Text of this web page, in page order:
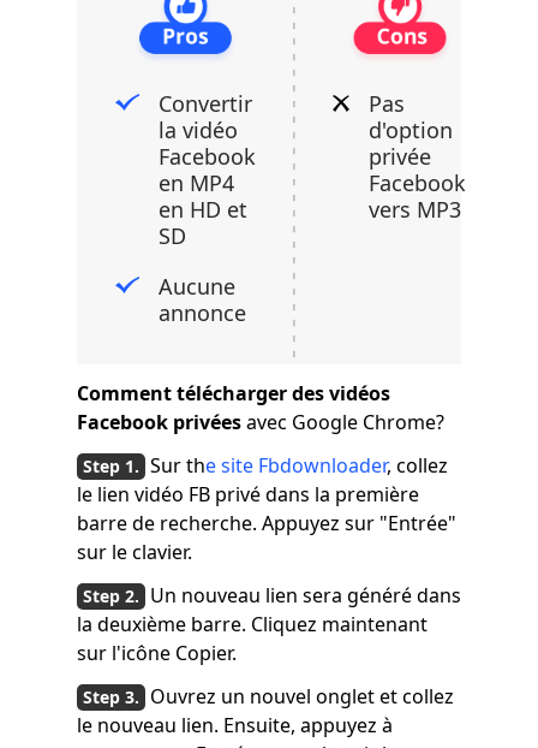
Convertir
la vidéo
Facebook
en MP4
en HD et
SD
Aucune
annonce
Pas
d'option
privée
Facebook
vers MP3
Comment télécharger des vidéos
Facebook privéesavec Google Chrome?
Sur the site Fbdownloader, collez
le lien vidéo FB privé dans la première
barre de recherche. Appuyez sur "Entrée"
sur le clavier.
Un nouveau lien sera généré dans
la deuxième barre. Cliquez maintenant
sur l'icône Copier.
Ouvrez un nouvel onglet et collez
le nouveau lien. Ensuite, appuyez à